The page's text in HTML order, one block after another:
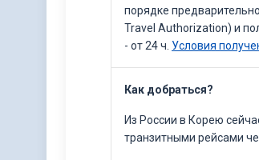
порядке
Travel Authorization) и
- от 24 ч. Условия
Как добраться?
Из России в Корею
транзитными рейсами